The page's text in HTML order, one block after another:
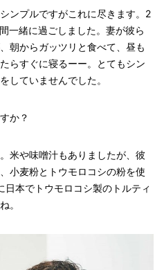
ンプルですがこれに尽きます。2
一緒に過ごしました。妻が彼ら
朝からガッツリと食べて、昼も
らすぐに寝るーー。とてもシン
していませんでした。
か？
米や味噌汁もありましたが、彼
小麦粉とトウモロコシの粉を使
本でトウモロコシ製のトルティ
。